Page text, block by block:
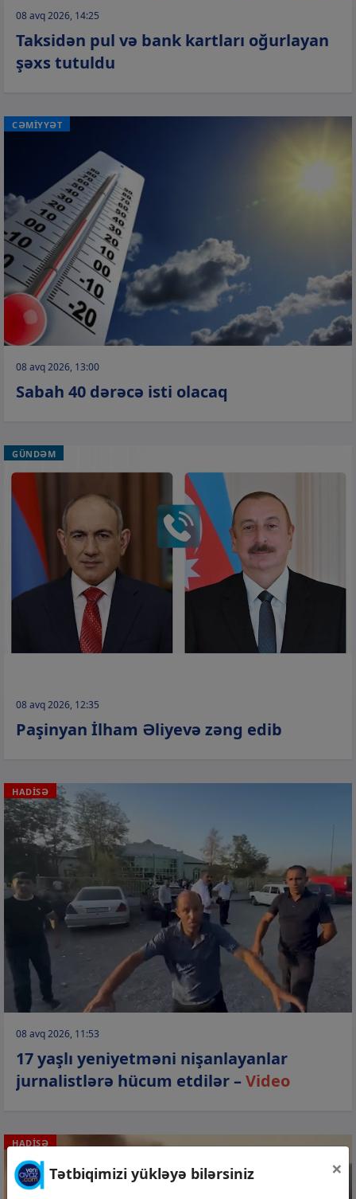
08 avq 2026, 14:25
Taksidən pul və bank kartları oğurlayan
şəxs tutuldu
CƏMİYYƏT
08 avq 2026, 13:00
Sabah 40 dərəcə isti olacaq
GÜNDƏM
08 avq 2026, 12:35
Paşinyan İlham Əliyevə zəng edib
HADİSƏ
08 avq 2026, 11:53
17 yaşlı yeniyetməni nişanlayanlar
jurnalistlərə hücum etdilər –Video
HADİSƏ
Tətbiqimizi yükləyə bilərsiniz ×